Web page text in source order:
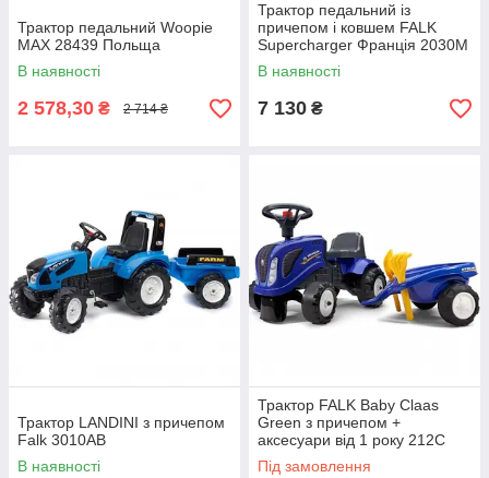
Трактор педальний Woopie
MAX 28439 Польща
В наявності
2 578,30 ₴ 2 714 ₴
Трактор педальний із
причепом і ковшем FALK
Supercharger Франція 2030M
В наявності
7 130 ₴
Трактор LANDINI з причепом
Falk 3010AB
В наявності
Трактор FALK Baby Claas
Green з причепом +
аксесуари від 1 року 212C
Синій
Під замовлення